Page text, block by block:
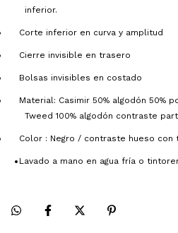
inferior.
Corte inferior en curva y amplitud
Cierre invisible en trasero
Bolsas invisibles en costado
Material: Casimir 50% algodón 50%
Tweed 100% algodón contraste
Color : Negro / contraste hueso con
Lavado a mano en agua fría o